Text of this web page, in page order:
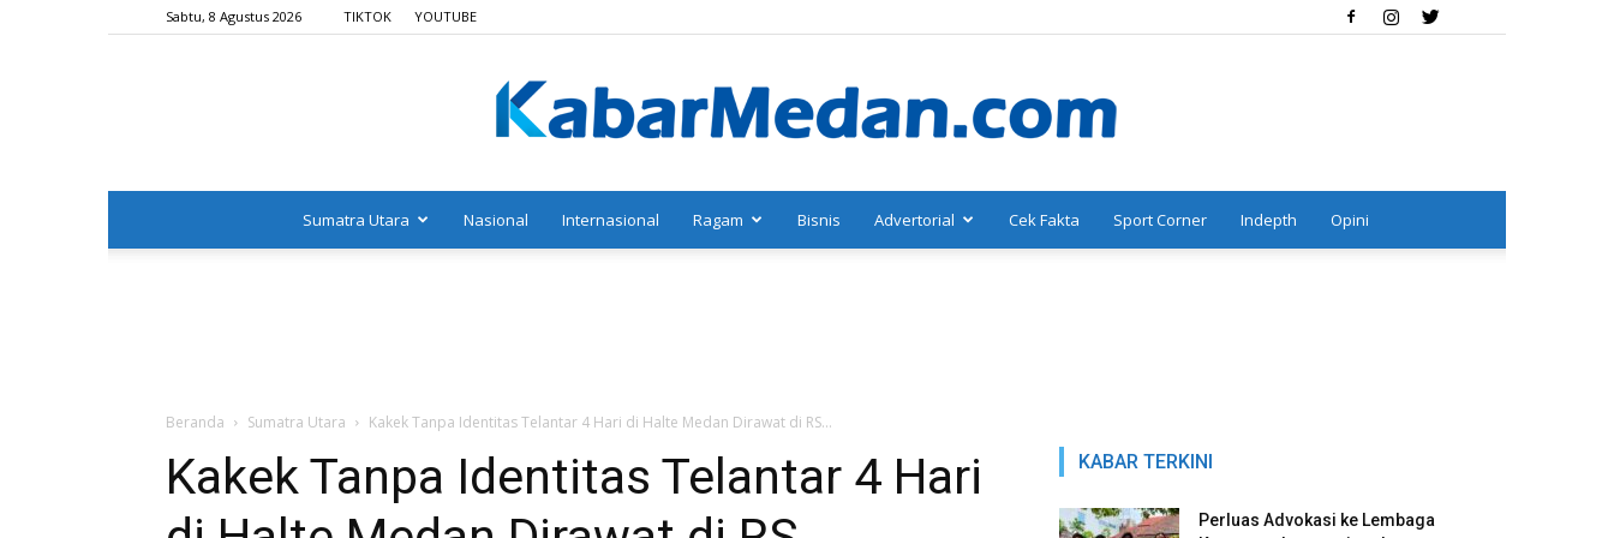
Sabtu, 8 Agustus 2026 TIKTOK YOUTUBE
Sumatra Utara Nasional Internasional Ragam Bisnis Advertorial Cek Fakta Sport Corner Indepth Opini
Beranda Sumatra Utara Kakek Tanpa Identitas Telantar 4 Hari di Halte Medan Dirawat di RS...
Kakek Tanpa Identitas Telantar 4 Hari
KABAR TERKINI
Perluas Advokasi ke Lembaga